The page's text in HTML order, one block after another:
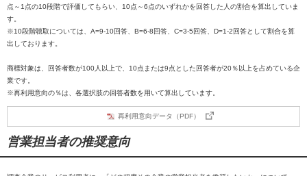
点～1点の10段階で評価してもらい、10点～6点のいずれかを回答した人の割合を算出していま
す。
※10段階聴取については、A=9-10回答、B=6-8回答、C=3-5回答、D=1-2回答として割合を算
出しております。
商標対象は、回答者数が100人以上で、10点または9点とした回答者が20％以上を占めている企
業です。
※再利用意向の％は、各選択肢の回答者数を用いて算出しています。
再利用意向データ（PDF）
営業担当者の推奨意向